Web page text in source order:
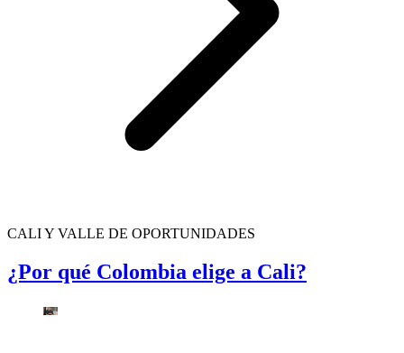
CALI Y VALLE DE OPORTUNIDADES
¿Por qué Colombia elige a Cali?